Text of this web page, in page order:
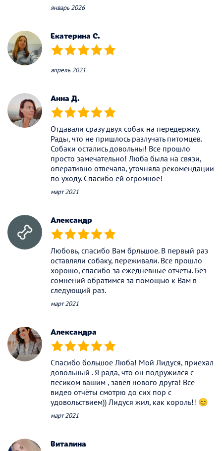
январь 2026
Екатерина С.
(*) (*) (*) (*) (*)
апрель 2021
Анна Д.
(*) (*) (*) (*) (*)
Отдавали сразу двух собак на передержку.
Рады, что не пришлось разлучать питомцев.
Собаки остались довольны! Все прошло
просто замечательно! Люба была на связи,
оперативно отвечала, уточняла рекомендации
по уходу. Спасибо ей огромное!
март 2021
Александр
(*) (*) (*) (*) (*)
Любовь, спасибо Вам брльшое. В первый раз
оставляли собаку, переживали. Все прошло
хорошо, спасибо за ежедневные отчеты. Без
сомнений обратимся за помощью к Вам в
следующий раз.
март 2021
Александра
(*) (*) (*) (*) (*)
Спасибо большое Люба! Мой Лидуся, приехал
довольный . Я рада, что он подружился с
песиком вашим , завёл нового друга! Все
видео отчёты смотрю до сих пор с
удовольствием)) Лидуся жил, как король!! 😊
март 2021
Виталина